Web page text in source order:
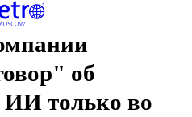
об
ИИ только во